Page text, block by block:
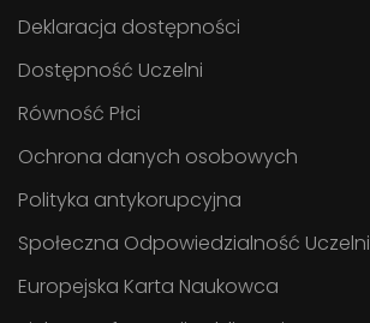
Deklaracja dostępności
Dostępność Uczelni
Równość Płci
Ochrona danych osobowych
Polityka antykorupcyjna
Społeczna Odpowiedzialność Uczelni
Europejska Karta Naukowca